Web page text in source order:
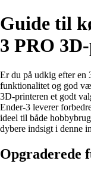
Guide til
3 PRO
Er du på udkig efter en
funktionalitet og god
3D-printeren et godt
Ender-3 leverer
ideel til både
dybere indsigt i denne
Opgraderede